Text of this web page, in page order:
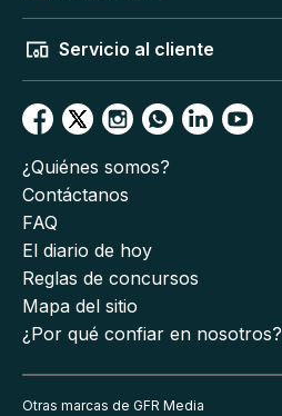
Servicio al cliente
¿Quiénes somos?
Contáctanos
FAQ
El diario de hoy
Reglas de concursos
Mapa del sitio
¿Por qué confiar en nosotros?
Otras marcas de GFR Media